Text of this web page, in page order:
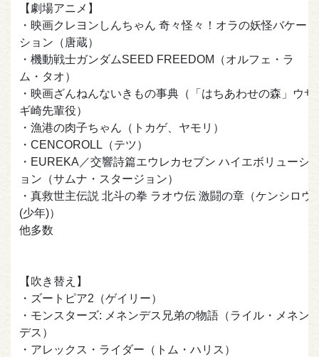
【劇場アニメ】
・映画クレヨンしんちゃん 奇々怪々！オラの妖怪バケー
ション（唐蔵）
・機動戦士ガンダムSEED FREEDOM（オルフェ・ラ
ム・タオ）
・映画ざんねんないきもの事典（「はちあわせの森」ウサ
ギ崎先輩役）
・漁港の肉子ちゃん（トカゲ、ヤモリ）
・CENCOROLL（テツ）
・EUREKA／交響詩篇エウレカセブン ハイエボリューシ
ョン（サムナ・スタージョン）
・真救世主伝説 北斗の拳 ラオウ伝 激闘の章（ケンシロウ
(少年)）
他多数
【吹き替え】
・ズートピア2（ゲイリー）
・モンスターズ: メネンデス兄弟の物語（ライル・メネン
デス）
・アレックス・ライダー（トム・ハリス）